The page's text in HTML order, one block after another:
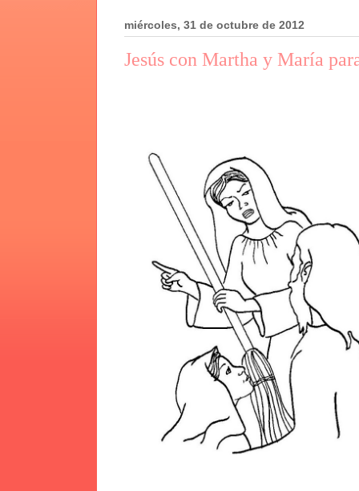
miércoles, 31 de octubre de 2012
Jesús con Martha y María